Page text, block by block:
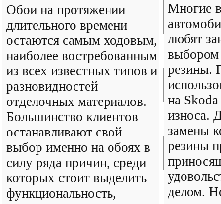
Обои на протяжении
длительного времени
остаются самым ходовым,
наиболее востребованным
из всех известных типов и
разновидностей
отделочных материалов.
Большинство клиентов
останавливают свой
выбор именно на обоях в
силу ряда причин, среди
которых стоит выделить
функциональность,
Многие
любят
выбором
резины.
на
износа.
замены
резины
делом.